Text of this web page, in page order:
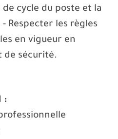
cycle du poste et la
Respecter les règles
en vigueur en
de sécurité.
: